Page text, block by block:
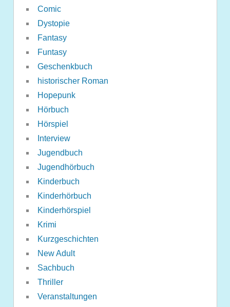
Comic
Dystopie
Fantasy
Funtasy
Geschenkbuch
historischer Roman
Hopepunk
Hörbuch
Hörspiel
Interview
Jugendbuch
Jugendhörbuch
Kinderbuch
Kinderhörbuch
Kinderhörspiel
Krimi
Kurzgeschichten
New Adult
Sachbuch
Thriller
Veranstaltungen